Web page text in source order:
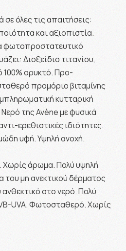
όλες τις απαιτήσεις:
και αξιοπιστία.
φωτοπροστατευτικό
Διοξείδιο τιτανίου,
ορυκτό. Προ-
προμόριο βιταμίνης
κυτταρική
της Avène με φυσικά
ερεθιστικές ιδιότητες.
υφή. Υψηλή ανοχή.
Χωρίς άρωμα. Πολύ υψηλή
του μη ανεκτικού δέρματος
στο νερό. Πολύ
UVA. Φωτοσταθερό. Χωρίς